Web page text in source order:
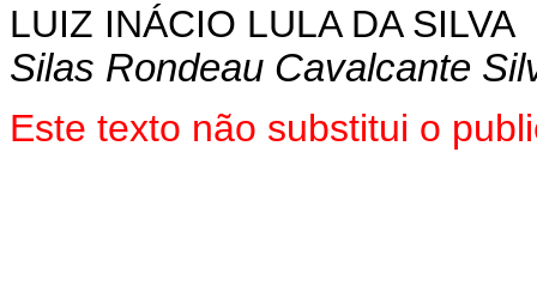
LUIZ INÁCIO LULA DA SILVA
Silas Rondeau Cavalcante
Este texto não substitui o